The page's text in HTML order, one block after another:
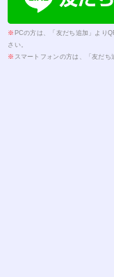
※ PCの方は、「友だち追加」より
さい。
※ スマートフォンの方は、「友だち